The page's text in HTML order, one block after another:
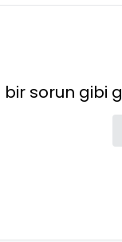
bir sorun gibi